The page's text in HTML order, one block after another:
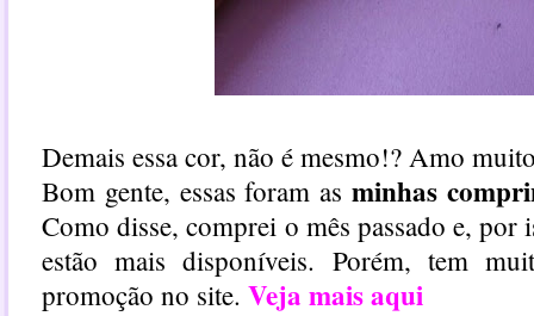
Demais essa cor, não é mesmo!? Amo
Bom gente, essas foram as minhas
Como disse, comprei o mês passado e, por
estão mais disponíveis. Porém, tem
promoção no site. Veja mais aqui